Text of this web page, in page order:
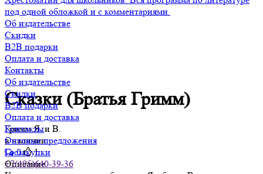
под одной обложкой и с комментариями.
Об издательстве
Скидки
B2B подарки
Оплата и доставка
Контакты
Об издательстве
Скидки
B2B подарки
Оплата и доставка
Контакты
Оптовые предложения
Госзакупки
+7(495)640-39-36
Сказки (Братья Гримм)
Гримм Я. и В.
в наличии
0
1
Описание